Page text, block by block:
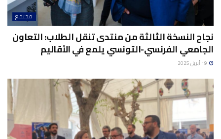
مجتمع
نجاح النسخة الثالثة من منتدى تنقل الطلاب: التعاون
الجامعي الفرنسي-التونسي يلمع في الأقاليم